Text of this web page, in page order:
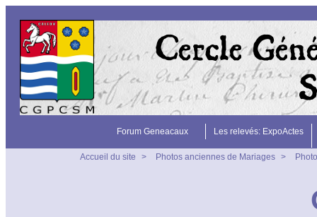
Forum Geneacaux Les relevés: ExpoActes
Accueil du site > Photos anciennes de Mariages >